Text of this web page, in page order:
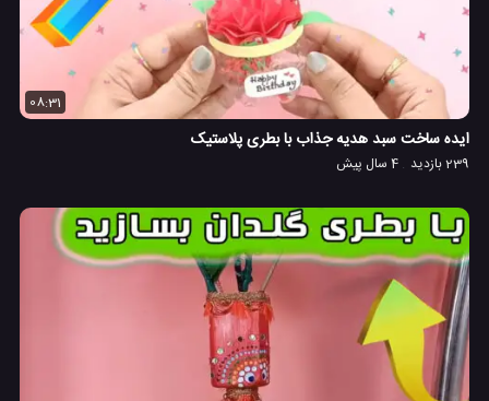
08:31
ایده ساخت سبد هدیه جذاب با بطری پلاستیک
239 بازدید 4 سال پیش